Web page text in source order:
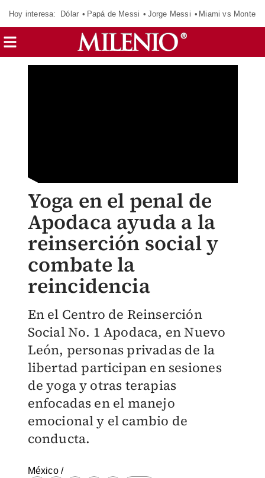
Hoy interesa: Dólar Papá de Messi Jorge Messi Miami vs
Yoga en el penal de
Apodaca ayuda a la
reinserción social y
combate la
reincidencia
En el Centro de Reinserción
Social No. 1 Apodaca, en Nuevo
León, personas privadas de la
libertad participan en sesiones
de yoga y otras terapias
enfocadas en el manejo
emocional y el cambio de
conducta.
México/